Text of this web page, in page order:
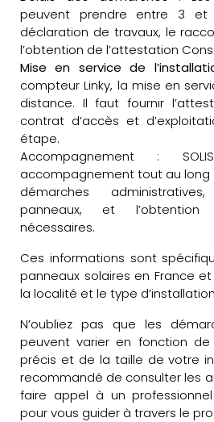
peuvent prendre entre 3 et
déclaration de travaux, le
l’obtention de l’attestation
Mise en service de
compteur Linky, la mise en
distance. Il faut fournir
contrat d’accès et
étape.
Accompagnement :
accompagnement tout au long
démarches
panneaux, et l’obtention
nécessaires.
Ces informations sont
panneaux solaires en France
la localité et le type
N’oubliez pas que les
peuvent varier en fonction
précis et de la taille de votre
recommandé de consulter les
faire appel à un
pour vous guider à travers le